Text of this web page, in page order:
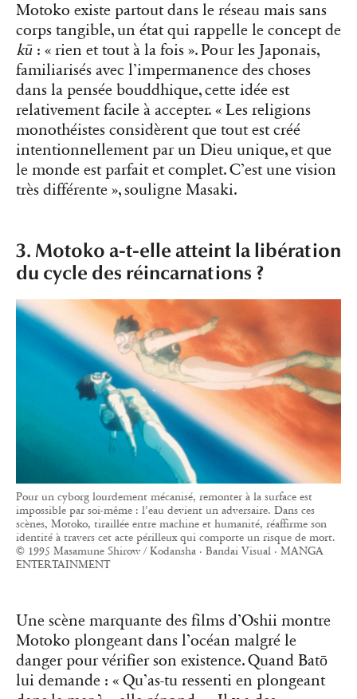
Motoko existe partout dans le réseau mais sans
corps tangible, un état qui rappelle le concept de
kū : « rien et tout à la fois ». Pour les Japonais,
familiarisés avec l’impermanence des choses
dans la pensée bouddhique, cette idée est
relativement facile à accepter. « Les religions
monothéistes considèrent que tout est créé
intentionnellement par un Dieu unique, et que
le monde est parfait et complet. C’est une vision
très différente », souligne Masaki.
3. Motoko a-t-elle atteint la libération
du cycle des réincarnations ?
Pour un cyborg lourdement mécanisé, remonter à la surface est
impossible par soi-même : l’eau devient un adversaire. Dans ces
scènes, Motoko, tiraillée entre machine et humanité, réaffirme son
identité à travers cet acte périlleux qui comporte un risque de mort.
© 1995 Masamune Shirow / Kodansha · Bandai Visual · MANGA
ENTERTAINMENT
Une scène marquante des films d’Oshii montre
Motoko plongeant dans l’océan malgré le
danger pour vérifier son existence. Quand Batō
lui demande : « Qu’as-tu ressenti en plongeant